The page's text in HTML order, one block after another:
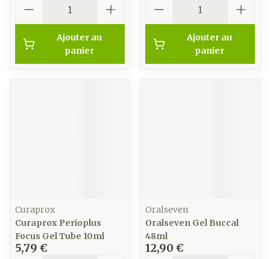
Ajouter au
panier
Ajouter au
panier
Curaprox
Curaprox Perioplus
Focus Gel Tube 10ml
5,79 €
Oralseven
Oralseven Gel Buccal
48ml
12,90 €